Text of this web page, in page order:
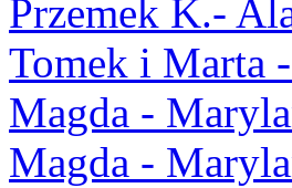
Przemek K.-
Tomek i Marta
Magda -
Magda -